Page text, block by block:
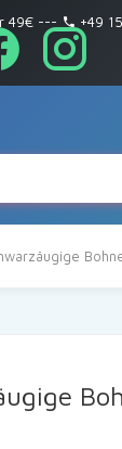
49€--- +49